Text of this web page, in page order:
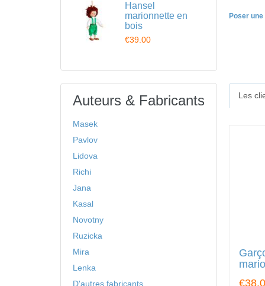
Poser
Les
Hansel
marionnette en
bois
€39.00
Auteurs & Fabricants
Masek
Pavlov
Lidova
Richi
Jana
Kasal
Novotny
Ruzicka
Mira
Lenka
D'autres fabricants ...